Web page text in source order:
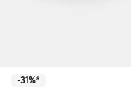
-31%*